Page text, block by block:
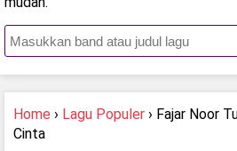
Home › Lagu Populer › Fajar Noor
Cinta